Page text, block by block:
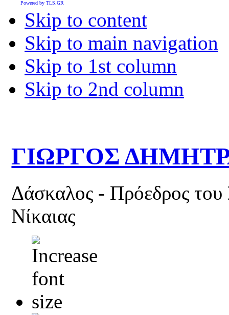
Skip to content
Skip to main navigation
Skip to 1st column
Skip to 2nd column
ΓΙΩΡΓΟΣ
Δάσκαλος - Πρόεδρος
Νίκαιας
Powered by TLS.GR